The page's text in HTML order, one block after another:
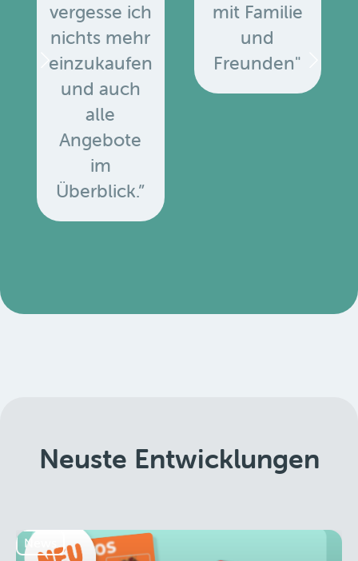
vergesse ich
nichts mehr
einzukaufen
und auch
alle
Angebote
im
Überblick.”
mit Familie
und
Freunden"
Neuste Entwicklungen
News